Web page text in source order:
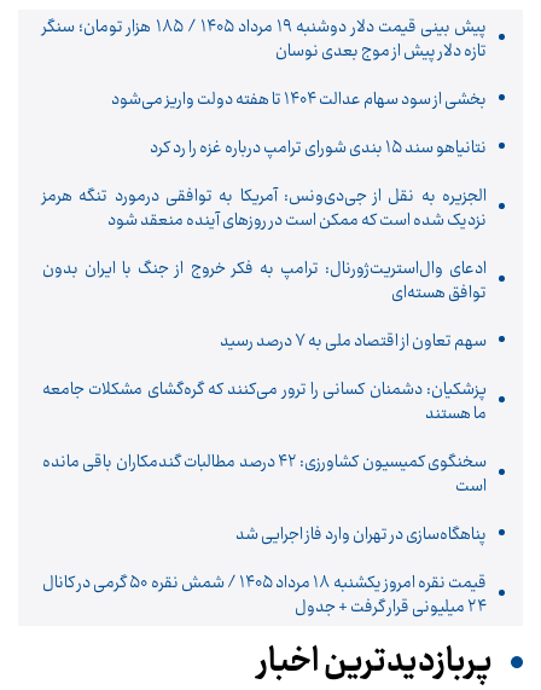
پیش‌ بینی قیمت دلار دوشنبه ۱۹ مرداد ۱۴۰۵ / ۱۸۵ هزار تومان؛ سنگر
تازه دلار پیش از موج بعدی نوسان
بخشی از سود سهام عدالت ۱۴۰۴ تا هفته دولت واریز می‌شود
نتانیاهو سند ۱۵ بندی شورای ترامپ درباره غزه را رد کرد
الجزیره به نقل از جی‌دی‌ونس: آمریکا به توافقی درمورد تنگه هرمز
نزدیک شده است که ممکن است در روزهای آینده منعقد شود
ادعای وال‌استریت‌ژورنال: ترامپ به فکر خروج از جنگ با ایران بدون
توافق هسته‌ای
سهم تعاون از اقتصاد ملی به ۷ درصد رسید
پزشکیان: دشمنان کسانی را ترور می‌کنند که گره‌گشای مشکلات جامعه
ما هستند
سخنگوی کمیسیون کشاورزی: ۴۲ درصد مطالبات گندمکاران باقی مانده
است
پناهگاه‌سازی در تهران وارد فاز اجرایی شد
قیمت نقره امروز یکشنبه ۱۸ مرداد ۱۴۰۵ / شمش نقره ۵۰ گرمی در کانال
۲۴ میلیونی قرار گرفت + جدول
پربازدیدترین اخبار